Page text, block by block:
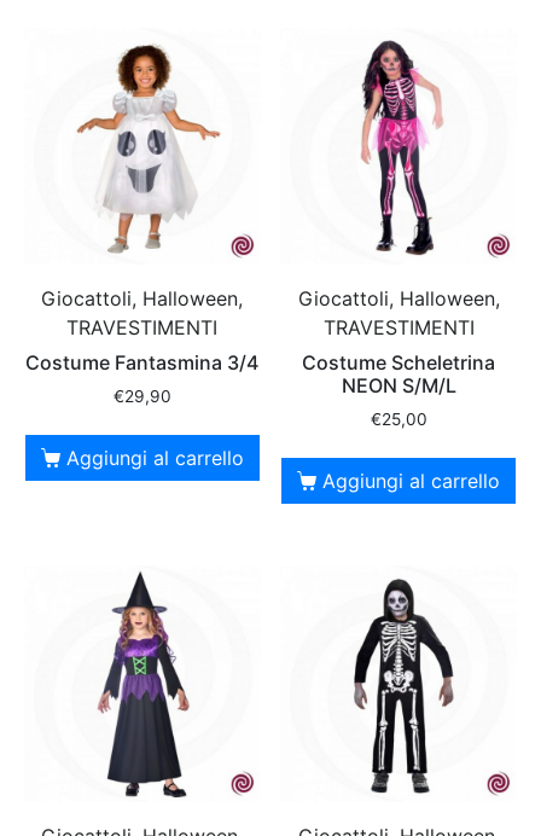
Giocattoli, Halloween,
TRAVESTIMENTI
Costume Fantasmina 3/4
€29,90
Aggiungi al carrello
Giocattoli, Halloween,
TRAVESTIMENTI
Costume Scheletrina
NEON S/M/L
€25,00
Aggiungi al carrello